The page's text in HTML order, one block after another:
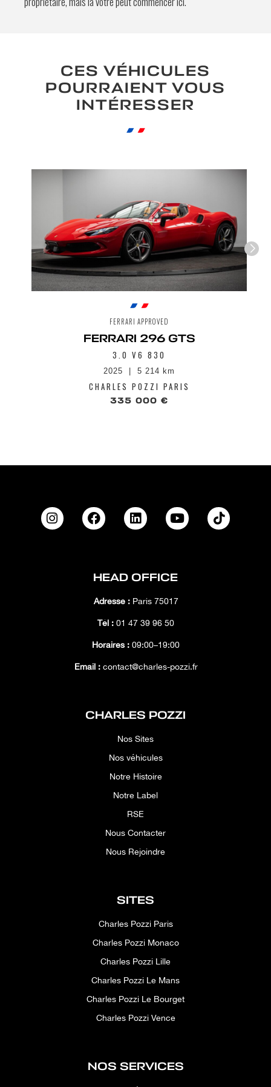
commerciale.
Envoyer
CES VÉHICULES
POURRAIENT VOUS
INTÉRESSER
FERRARI APPROVED
FERRARI 296 GTS
3.0 V6 830
2025 5 214 km
CHARLES POZZI PARIS
335 000 €
HEAD OFFICE
Adresse :Paris 75017
Tél : 01 47 39 96 50
Horaires : 09:00–19:00
Email :contact@charles-pozzi.fr
CHARLES POZZI
Nos Sites
Nos véhicules
Notre Histoire
Notre Label
RSE
Nous Contacter
Nous Rejoindre
SITES
Charles Pozzi Paris
Charles Pozzi Monaco
Charles Pozzi Lille
Charles Pozzi Le Mans
Charles Pozzi Le Bourget
Charles Pozzi Vence
NOS SERVICES